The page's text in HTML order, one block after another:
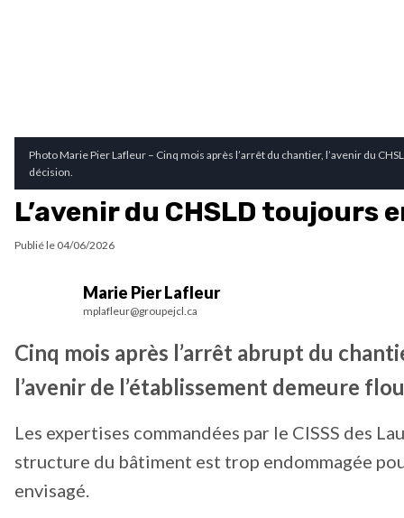
Photo Marie Pier Lafleur – Cinq mois après l’arrêt du chantier, l’avenir du
décision.
L’avenir du CHSLD toujours
Publié le 04/06/2026
Marie Pier Lafleur
mplafleur@groupejcl.ca
Cinq mois après l’arrêt abrupt du
l’avenir de l’établissement demeure
Les expertises commandées par le CISSS des
structure du bâtiment est trop endommagée
envisagé.